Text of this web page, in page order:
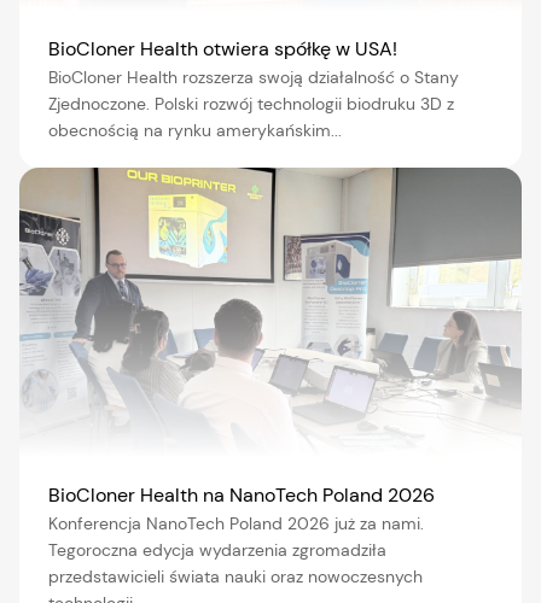
BioCloner Health otwiera spółkę w USA!
BioCloner Health rozszerza swoją działalność o Stany
Zjednoczone. Polski rozwój technologii biodruku 3D z
obecnością na rynku amerykańskim...
BioCloner Health na NanoTech Poland 2026
Konferencja NanoTech Poland 2026 już za nami.
Tegoroczna edycja wydarzenia zgromadziła
przedstawicieli świata nauki oraz nowoczesnych